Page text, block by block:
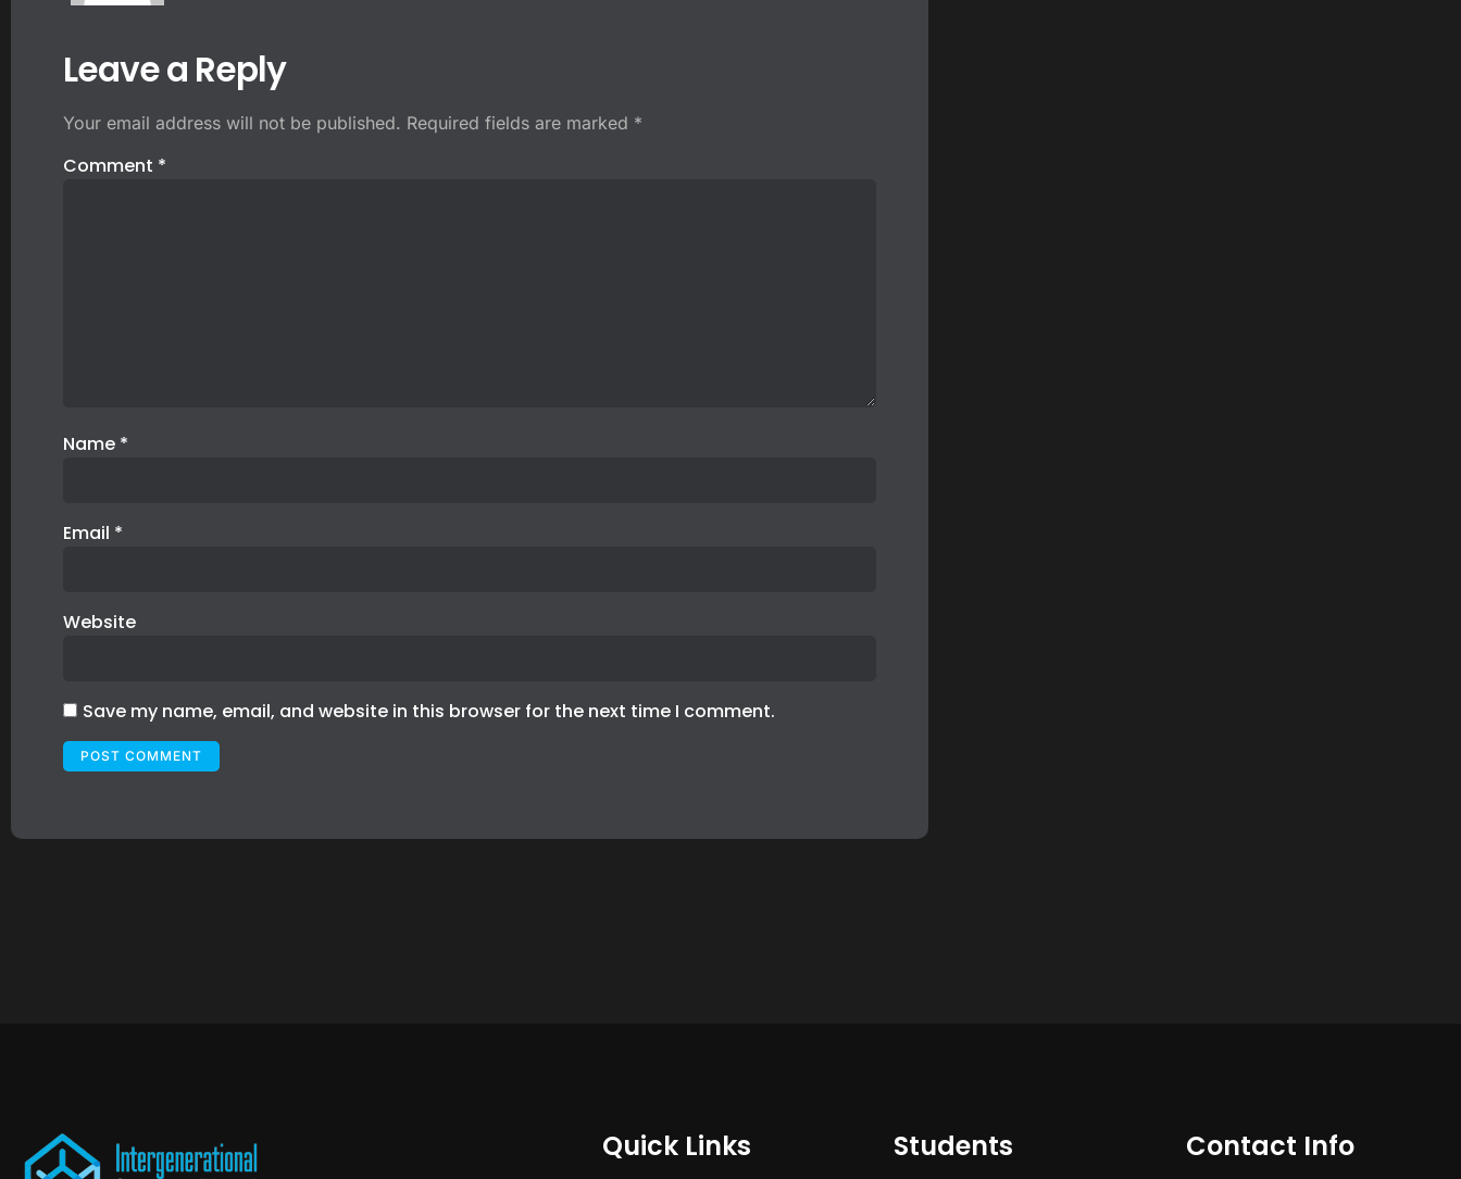
Leave a Reply
Your email address will not be published. Required fields are marked *
Comment *
Name *
Email *
Website
Save my name, email, and website in this browser for the next time I comment.
Quick Links Students Contact Info